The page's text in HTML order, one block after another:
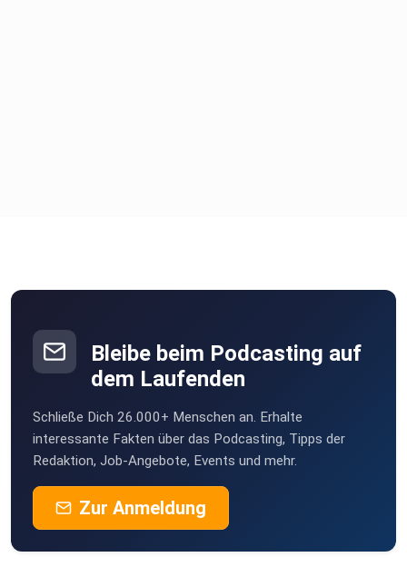
Bleibe beim Podcasting auf
dem Laufenden
Schließe Dich 26.000+ Menschen an. Erhalte
interessante Fakten über das Podcasting, Tipps der
Redaktion, Job-Angebote, Events und mehr.
Zur Anmeldung